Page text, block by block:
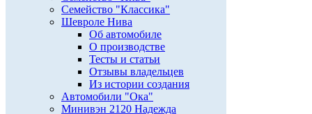
Семейство "Классика"
Шевроле Нива
Об автомобиле
О производстве
Тесты и статьи
Отзывы владельцев
Из истории создания
Автомобили "Ока"
Минивэн 2120 Надежда